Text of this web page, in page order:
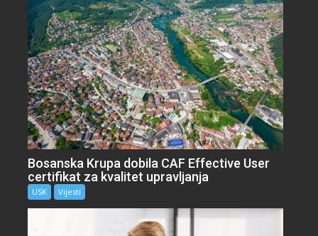
Bosanska Krupa dobila CAF Effective User
certifikat za kvalitet upravljanja
USK Vijesti